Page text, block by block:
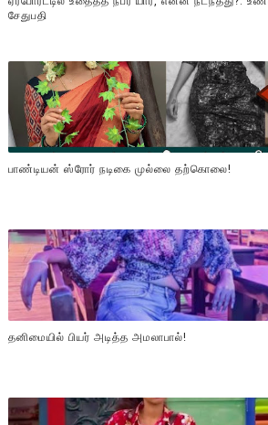
சேதுபதி
பாண்டியன் ஸ்ரோர் நடிகை முல்லை தற்கொலை!
தனிமையில் பியர் அடித்த அமலாபால்!